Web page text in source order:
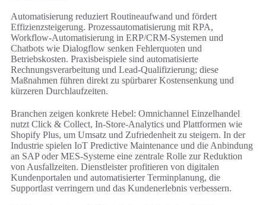
Automatisierung reduziert Routineaufwand und fördert
Effizienzsteigerung. Prozessautomatisierung mit RPA,
Workflow-Automatisierung in ERP/CRM-Systemen und
Chatbots wie Dialogflow senken Fehlerquoten und
Betriebskosten. Praxisbeispiele sind automatisierte
Rechnungsverarbeitung und Lead-Qualifizierung; diese
Maßnahmen führen direkt zu spürbarer Kostensenkung und
kürzeren Durchlaufzeiten.
Branchen zeigen konkrete Hebel: Omnichannel Einzelhandel
nutzt Click & Collect, In-Store-Analytics und Plattformen wie
Shopify Plus, um Umsatz und Zufriedenheit zu steigern. In der
Industrie spielen IoT Predictive Maintenance und die Anbindung
an SAP oder MES-Systeme eine zentrale Rolle zur Reduktion
von Ausfallzeiten. Dienstleister profitieren von digitalen
Kundenportalen und automatisierter Terminplanung, die
Supportlast verringern und das Kundenerlebnis verbessern.